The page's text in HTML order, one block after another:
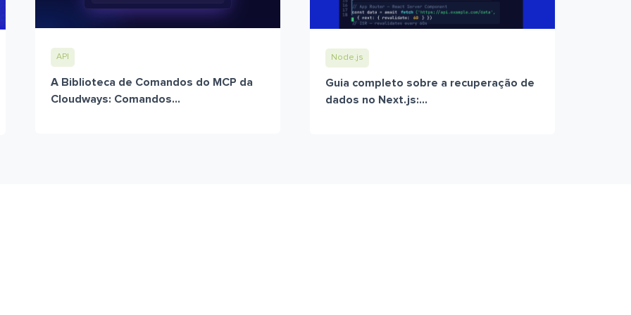
API
A Biblioteca de Comandos do MCP da
Cloudways: Comandos...
Node.js
Guia completo sobre a recuperação de
dados no Next.js:...